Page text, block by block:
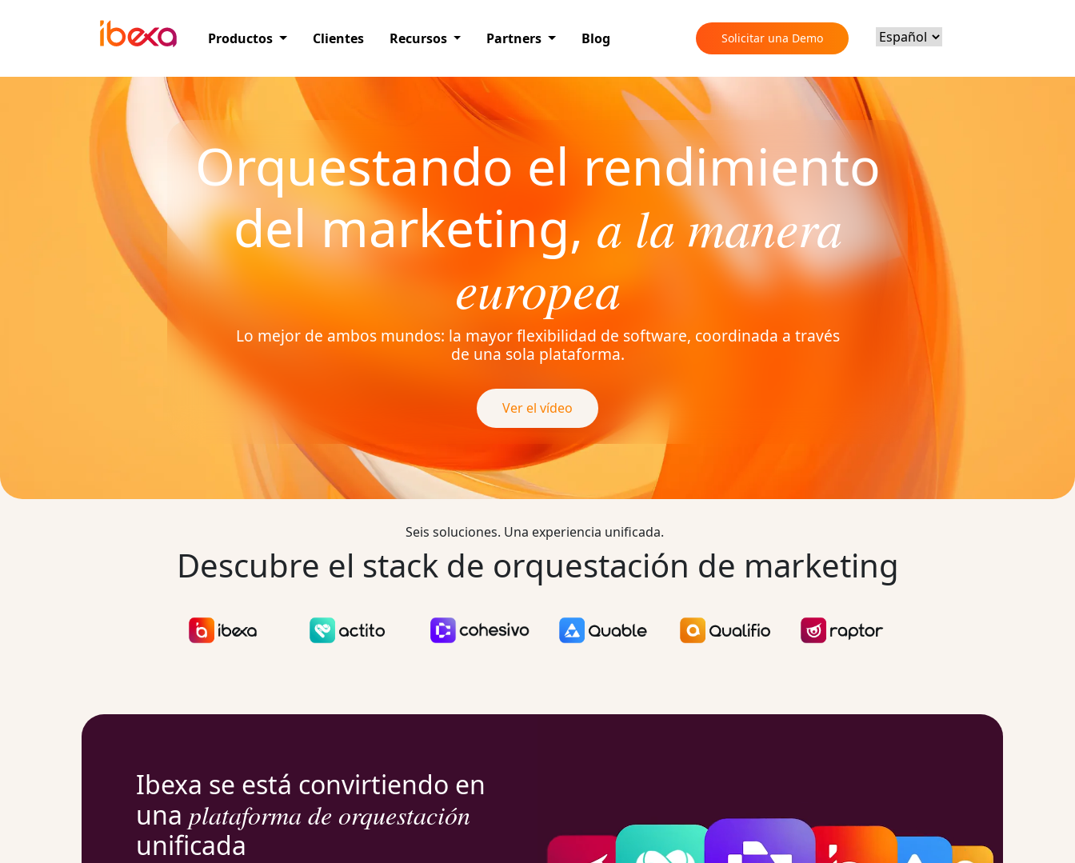
Productos Clientes Recursos Partners Blog Solicitar una Demo
Orquestando el rendimiento
del marketing, a la manera
europea
Lo mejor de ambos mundos: la mayor flexibilidad de software, coordinada a través
de una sola plataforma.
Ver el vídeo
Seis soluciones. Una experiencia unificada.
Descubre el stack de orquestación de marketing
Ibexa se está convirtiendo en
una plataforma de orquestación
unificada